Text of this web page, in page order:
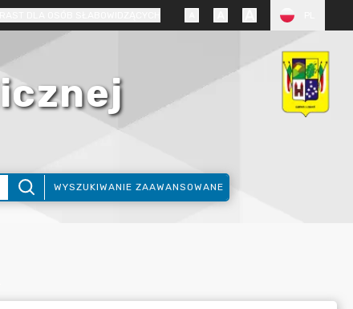
WYSZUKIWANIE ZAAWANSOWANE